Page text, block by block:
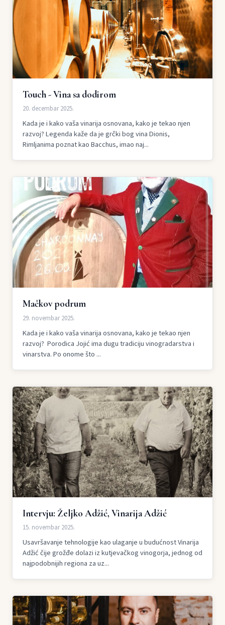
Touch - Vina sa dodirom
20. decembar 2025.
Kada je i kako vaša vinarija osnovana, kako je tekao njen
razvoj? Legenda kaže da je grčki bog vina Dionis,
Rimljanima poznat kao Bacchus, imao naj...
Mačkov podrum
29. novembar 2025.
Kada je i kako vaša vinarija osnovana, kako je tekao njen
razvoj? Porodica Jojić ima dugu tradiciju vinogradarstva i
vinarstva. Po onome što ...
Intervju: Željko Adžić, Vinarija Adžić
15. novembar 2025.
Usavršavanje tehnologije kao ulaganje u budućnost Vinarija
Adžić čije grožđe dolazi iz kutjevačkog vinogorja, jednog od
najpodobnijih regiona za uz...